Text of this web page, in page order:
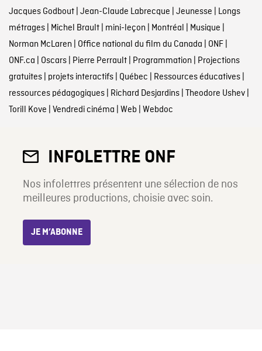
Jacques Godbout| Jean-Claude Labrecque Jeunesse Longs
métrages| Michel Brault| mini-leçon Montréal Musique
Norman McLaren Office national du film du Canada ONF|
ONF.ca Oscars| Pierre Perrault| Programmation Projections
gratuites| projets interactifs| Québec Ressources éducatives|
ressources pédagogiques| Richard Desjardins| Theodore Ushev|
Torill Kove Vendredi cinéma Web Webdoc
INFOLETTRE ONF
Nos infolettres présentent une sélection de nos
meilleures productions, choisie avec soin.
JE M’ABONNE